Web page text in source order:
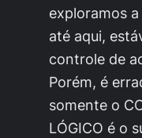
exploramos
até aqui,
controle de
Porém, é
somente o
LÓGICO é o